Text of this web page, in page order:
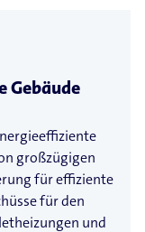
Gebäude
großzügigen
für effiziente
für den
und